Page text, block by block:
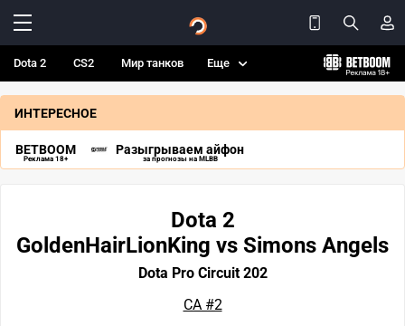
Dota 2 CS2 Мир танков Еще
ИНТЕРЕСНОЕ
BETBOOM
Реклама 18+
Разыгрываем айфон
за прогнозы на MLBB
Dota 2
GoldenHairLionKing vs Simons Angels
Dota Pro Circuit 202
СА #2